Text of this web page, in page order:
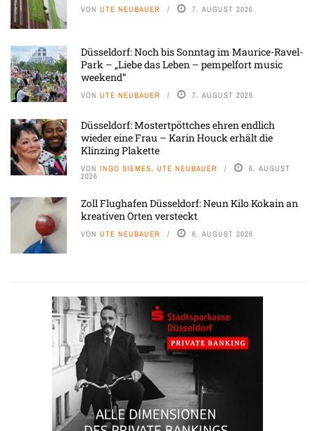
VON UTE NEUBAUER 7. AUGUST 2026
Düsseldorf: Noch bis Sonntag im Maurice-Ravel-
Park – „Liebe das Leben – pempelfort music
weekend“
VON UTE NEUBAUER 7. AUGUST 2026
Düsseldorf: Mostertpöttches ehren endlich
wieder eine Frau – Karin Houck erhält die
Klinzing Plakette
VON INGO SIEMES, UTE NEUBAUER 6. AUGUST
2026
Zoll Flughafen Düsseldorf: Neun Kilo Kokain an
kreativen Orten versteckt
VON UTE NEUBAUER 6. AUGUST 2026